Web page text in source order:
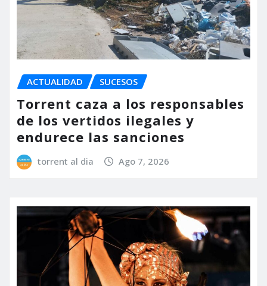
ACTUALIDAD SUCESOS
Torrent caza a los responsables
de los vertidos ilegales y
endurece las sanciones
torrent al dia Ago 7, 2026